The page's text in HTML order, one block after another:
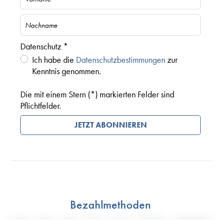
Datenschutz *
Ich habe die Datenschutzbestimmungenzur
Kenntnis genommen.
Die mit einem Stern (*) markierten Felder sind
Pflichtfelder.
JETZT ABONNIEREN
Bezahlmethoden